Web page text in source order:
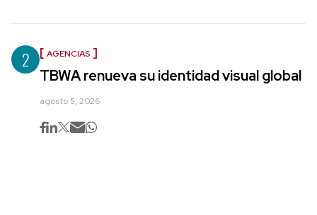
2 AGENCIAS
TBWA renueva su identidad visual global
agosto 5, 2026